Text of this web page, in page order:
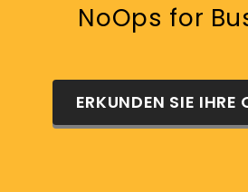
NoOps for
ERKUNDEN SIE IHRE